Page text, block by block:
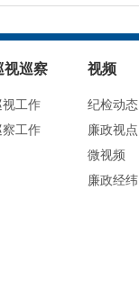
视巡察
工作
工作
视频
纪检动态
廉政视点
微视频
廉政经纬